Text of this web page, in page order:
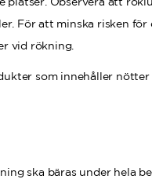
För att minska risken för
vid rökning.
som innehåller nötter
ska bäras under hela